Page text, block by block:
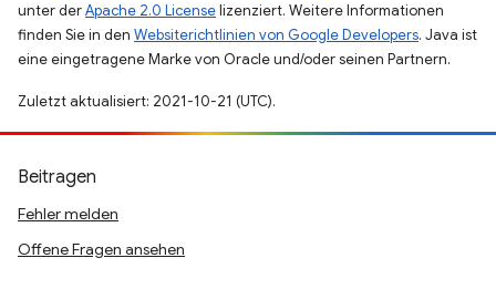
unter derApache 2.0 Licenselizenziert. Weitere Informationen
finden Sie in den Websiterichtlinien von Google Developers. Java ist
eine eingetragene Marke von Oracle und/oder seinen Partnern.
Zuletzt aktualisiert: 2021-10-21 (UTC).
Beitragen
Fehler melden
Offene Fragen ansehen